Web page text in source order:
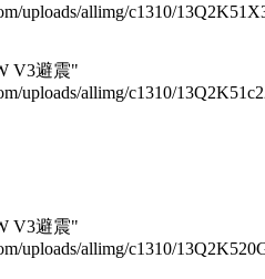
uploads/allimg/c1310/
V3避震"
uploads/allimg/c1310/
V3避震"
uploads/allimg/c1310/